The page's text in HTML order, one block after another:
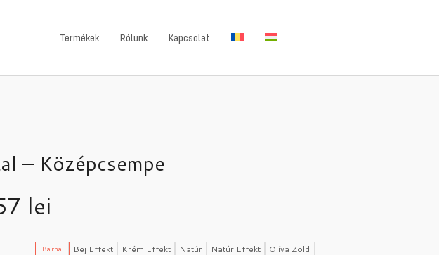
Termékek Rólunk Kapcsolat
– Középcsempe
lei
Barna Bej Effekt Krém Effekt Natúr Natúr Effekt
Olíva Zöld